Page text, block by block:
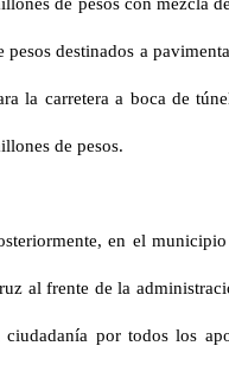
pesos destinados a
la carretera a boca de
de pesos.
en el
al frente de la
ciudadanía por todos los